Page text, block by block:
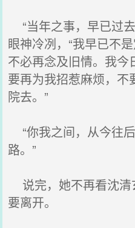
“当年之事，早已过去
眼神冷冽，“我早已不
不必再念及旧情。我今
要再为我招惹麻烦，
院去。”
“你我之间，从今往
路。”
说完，她不再看沈清
要离开。